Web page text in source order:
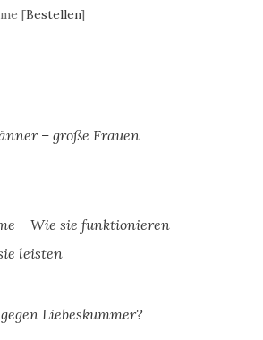
[Bestellen]
– große Frauen
– Wie sie funktionieren
leisten
Liebeskummer?